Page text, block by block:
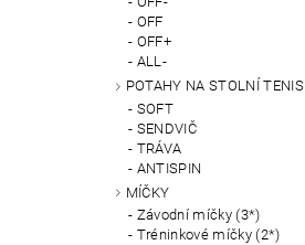
OFF
OFF+
ALL-
POTAHY NA STOLNÍ TENIS
SOFT
SENDVIČ
TRÁVA
ANTISPIN
MÍČKY
Závodní míčky (3*)
Tréninkové míčky (2*)